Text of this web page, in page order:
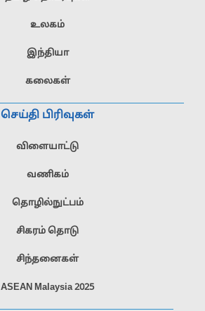
உலகம்
இந்தியா
கலைகள்
செய்தி பிரிவுகள்
விளையாட்டு
வணிகம்
தொழில்நுட்பம்
சிகரம் தொடு
சிந்தனைகள்
ASEAN Malaysia 2025